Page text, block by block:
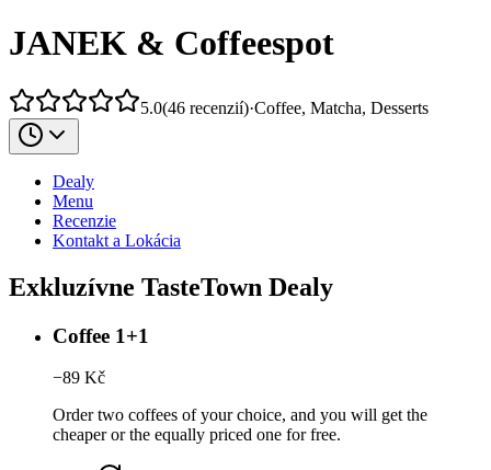
JANEK & Coffeespot
5.0(46 recenzií)·Coffee, Matcha, Desserts
Dealy
Menu
Recenzie
Kontakt a Lokácia
Exkluzívne TasteTown Dealy
Coffee 1+1
−89 Kč
Order two coffees of your choice, and you will get the
cheaper or the equally priced one for free.